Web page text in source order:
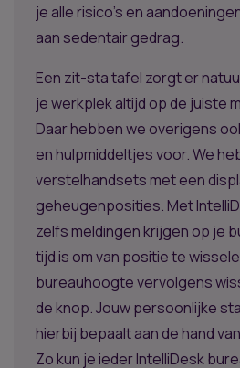
je alle risico’s en
aan sedentair gedrag.
Een zit-sta tafel zorgt er
je werkplek altijd op de juiste
Daar hebben we overigens
en hulpmiddeltjes voor. We
verstelhandsets met een
geheugenposities. Met
zelfs meldingen krijgen op je
tijd is om van positie te
bureauhoogte vervolgens
de knop. Jouw persoonlijke
hierbij bepaalt aan de hand
Zo kun je ieder IntelliDesk